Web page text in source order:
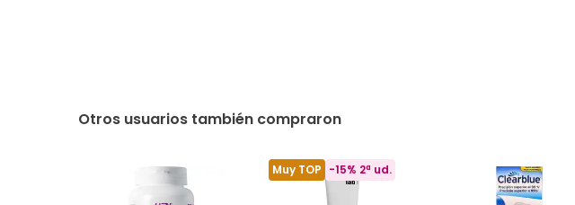
Otros usuarios también compraron
Muy TOP -15% 2ª ud.